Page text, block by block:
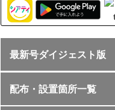
最新号ダイジェスト版
配布・設置箇所一覧